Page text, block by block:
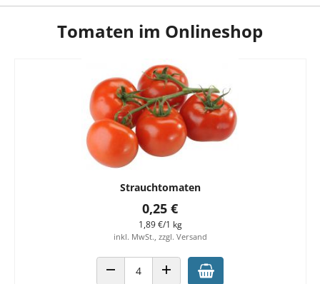
Tomaten im Onlineshop
Strauchtomaten
0,25 €
1,89 €/1 kg
inkl. MwSt., zzgl. Versand